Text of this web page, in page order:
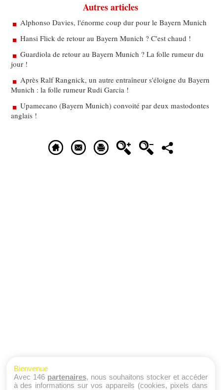
Autres articles
Alphonso Davies, l'énorme coup dur pour le Bayern Munich
Hansi Flick de retour au Bayern Munich ? C'est chaud !
Guardiola de retour au Bayern Munich ? La folle rumeur du
jour !
Après Ralf Rangnick, un autre entraîneur s'éloigne du Bayern
Munich : la folle rumeur Rudi Garcia !
Upamecano (Bayern Munich) convoité par deux mastodontes
anglais !
Bienvenue
Avec 146 partenaires, nous souhaitons stocker et accéder
à des informations sur vos appareils (cookies, pixels dans